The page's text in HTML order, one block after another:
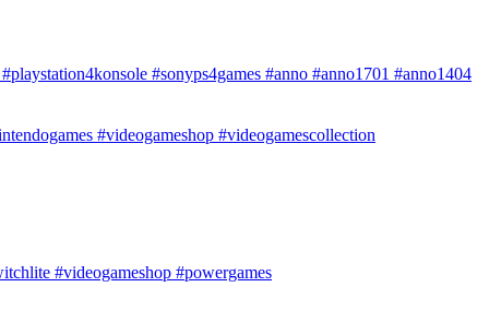
#sonyps4games #anno #anno1701 #anno1404
#videogameshop #videogamescollection